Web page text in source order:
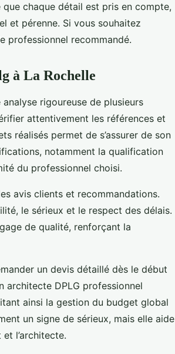
chaque détail est pris en compte,
et pérenne. Si vous souhaitez
professionnel recommandé.
à La Rochelle
rigoureuse de plusieurs
attentivement les références et
réalisés permet de s’assurer de son
notamment la qualification
du professionnel choisi.
avis clients et recommandations.
le sérieux et le respect des délais.
de qualité, renforçant la
un devis détaillé dès le début
architecte DPLG professionnel
ainsi la gestion du budget global
un signe de sérieux, mais elle aide
l’architecte.